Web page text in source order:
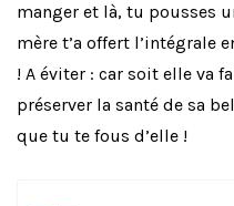
manger et là, tu pousses
mère t’a offert l’intégrale
! A éviter : car soit elle va
préserver la santé de sa
que tu te fous d’elle !